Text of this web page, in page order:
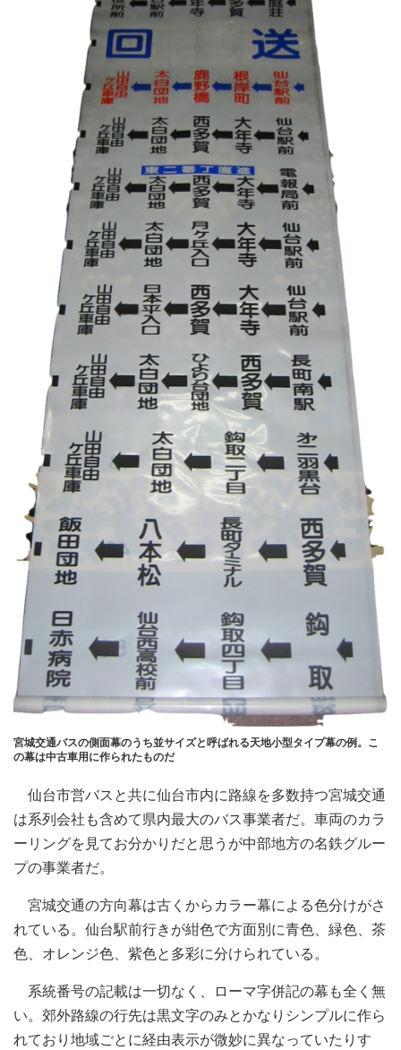
宮城交通バスの側面幕のうち並サイズと呼ばれる天地小型タイプ幕の例。こ
の幕は中古車用に作られたものだ
仙台市営バスと共に仙台市内に路線を多数持つ宮城交通
は系列会社も含めて県内最大のバス事業者だ。車両のカラ
ーリングを見てお分かりだと思うが中部地方の名鉄グルー
プの事業者だ。
宮城交通の方向幕は古くからカラー幕による色分けがさ
れている。仙台駅前行きが紺色で方面別に青色、緑色、茶
色、オレンジ色、紫色と多彩に分けられている。
系統番号の記載は一切なく、ローマ字併記の幕も全く無
い。郊外路線の行先は黒文字のみとかなりシンプルに作ら
れており地域ごとに経由表示が微妙に異なっていたりす